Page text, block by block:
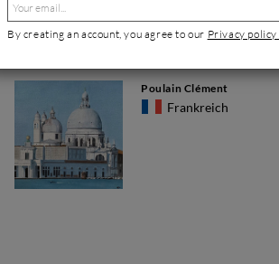
Poulain Clément
Frankreich
By creating an account, you agree to our Privacy policy